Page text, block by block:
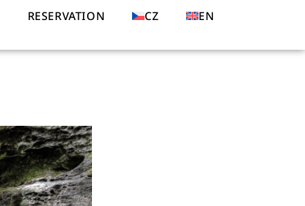
RESERVATION CZ EN